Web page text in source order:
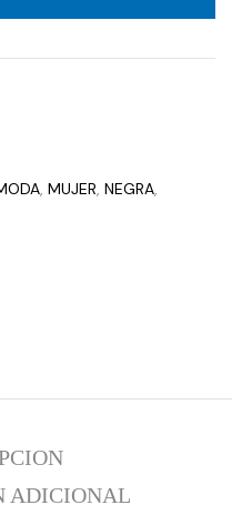
, MUJER, NEGRA,
ADICIONAL